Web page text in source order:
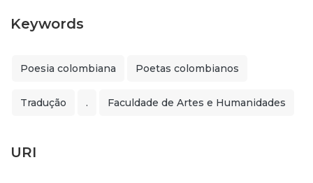
Keywords
Poesia colombiana Poetas colombianos
Tradução . Faculdade de Artes e Humanidades
URI